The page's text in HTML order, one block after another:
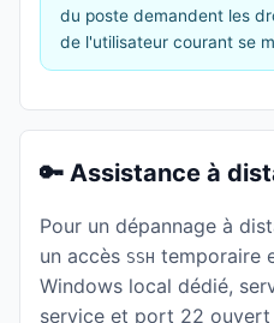
du poste demandent les
de l'utilisateur courant se
🔑 Assistance à
Pour un dépannage à
un accès SSH temporaire
Windows local dédié,
service et port 22 ouvert